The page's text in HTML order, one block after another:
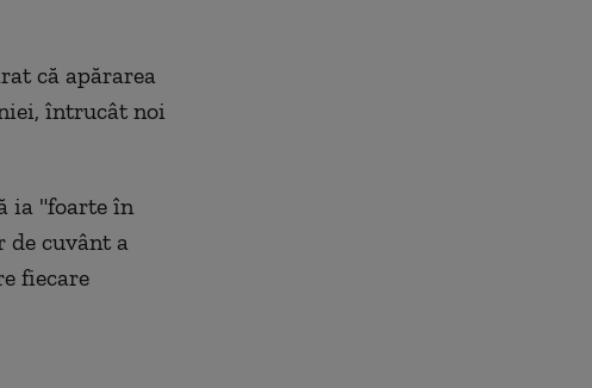
că apărarea
întrucât noi
ia "foarte în
de cuvânt a
fiecare